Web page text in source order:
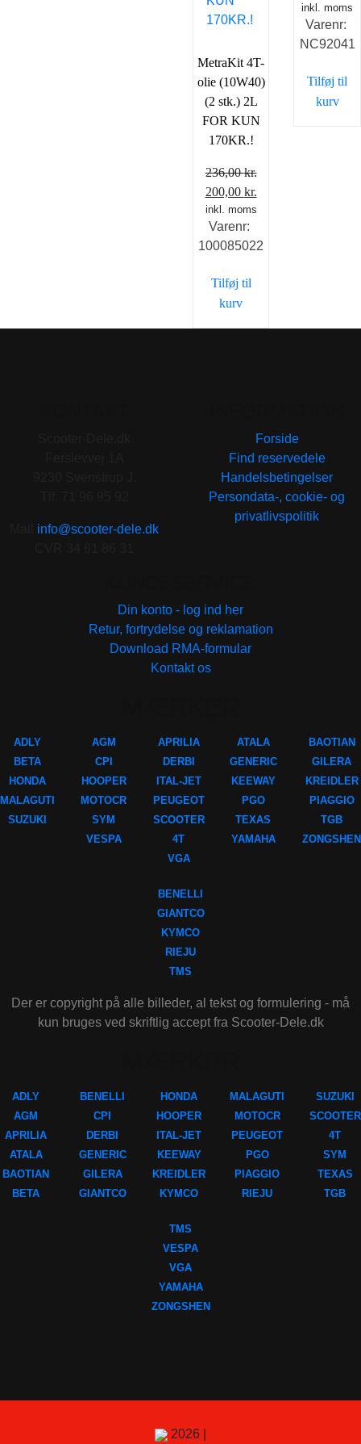
MetraKit 4T-
olie (10W40)
(2 stk.) 2L
FOR KUN
170KR.!
236,00kr.
Den
oprindelige
pris
var:
200,00 kr.
aktuelle
er:
inkl. moms
Varenr:
100085022
Tilføj til
kurv
pris
var:
inkl. moms
Varenr:
NC92041
Tilføj til
kurv
info@scooter-dele.dk
Forside
Find reservedele
Handelsbetingelser
Persondata-, cookie- og
privatlivspolitik
Din konto - log ind her
Retur, fortrydelse og reklamation
Download RMA-formular
Kontakt os
ADLY
BETA
HONDA
MALAGUTI
SUZUKI
AGM
CPI
HOOPER
MOTOCR
SYM
VESPA
APRILIA
DERBI
ITAL-JET
PEUGEOT
SCOOTER
4T
VGA
ATALA
GENERIC
KEEWAY
PGO
TEXAS
YAMAHA
BAOTIAN
GILERA
KREIDLER
PIAGGIO
TGB
ZONGSHEN
BENELLI
GIANTCO
KYMCO
RIEJU
TMS
Der er copyright på alle billeder, al tekst og formulering - må
kun bruges ved skriftlig accept fra Scooter-Dele.dk
ADLY
AGM
APRILIA
ATALA
BAOTIAN
BETA
BENELLI
CPI
DERBI
GENERIC
GILERA
GIANTCO
HONDA
HOOPER
ITAL-JET
KEEWAY
KREIDLER
KYMCO
MALAGUTI
MOTOCR
PEUGEOT
PGO
PIAGGIO
RIEJU
SUZUKI
SCOOTER
4T
SYM
TEXAS
TGB
TMS
VESPA
VGA
YAMAHA
ZONGSHEN
2026 |